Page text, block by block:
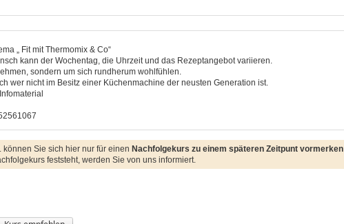
„ Fit mit Thermomix & Co“
kann der Wochentag, die Uhrzeit und das Rezeptangebot variieren.
sondern um sich rundherum wohlfühlen.
wer nicht im Besitz einer Küchenmachine der neusten Generation ist.
können Sie sich hier nur für einen Nachfolgekurs zu einem späteren Zeitpunt vormerken
feststeht, werden Sie von uns informiert.